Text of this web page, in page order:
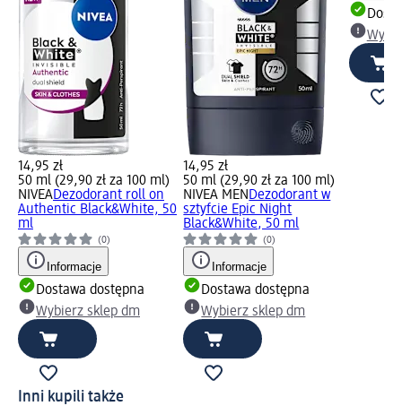
14,95 zł
50 ml (29,90 zł za 100 ml)
NIVEADezodorant roll on
Authentic Black&White, 50
ml
(0)
Informacje
Dostawa dostępna
Wybierz sklep dm
14,95 zł
50 ml (29,90 zł za 100 ml)
NIVEA MEN Dezodorant w
sztyfcie Epic Night
Black&White, 50 ml
(0)
Informacje
Dostawa dostępna
Wybierz sklep dm
Inni kupili także